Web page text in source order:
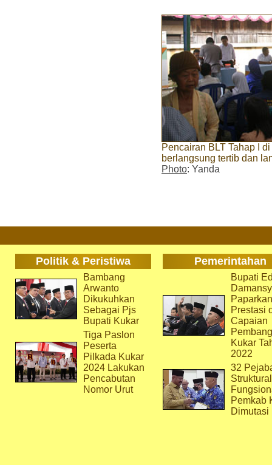
Pencairan BLT Tahap I
berlangsung tertib dan
Photo: Yanda
Politik & Peristiwa Pemerintahan
Bambang
Arwanto
Dikukuhkan
Sebagai Pjs
Bupati Kukar
Tiga Paslon
Peserta
Pilkada Kukar
2024 Lakukan
Pencabutan
Nomor Urut
Bupati
Paparkan
Prestasi
Capaian
Kukar
2022
32
Pemkab
Dimutasi